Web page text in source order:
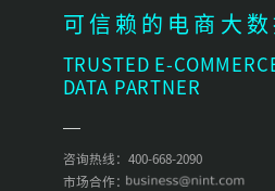
可信赖的电商大
TRUSTED E-
DATA PARTNER
咨询热线：400-668-2090
市场合作：